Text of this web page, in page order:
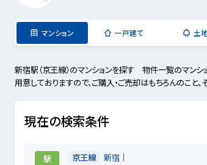
マンション 一戸建て 土
新宿駅（京王線）のマンションを探す 物件一覧のマン
用意しておりますので、ご購入・ご売却はもちろんのこと
現在の検索条件
駅 京王線 新宿